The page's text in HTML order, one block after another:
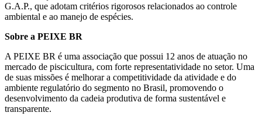
G.A.P., que adotam critérios rigorosos relacionados ao controle
ambiental e ao manejo de espécies.
Sobre a PEIXE BR
A PEIXE BR é uma associação que possui 12 anos de atuação no
mercado de piscicultura, com forte representatividade no setor. Uma
de suas missões é melhorar a competitividade da atividade e do
ambiente regulatório do segmento no Brasil, promovendo o
desenvolvimento da cadeia produtiva de forma sustentável e
transparente.